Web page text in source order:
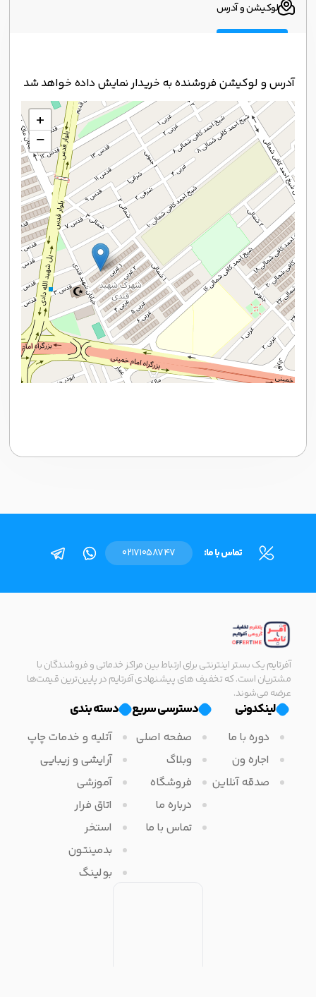
لوکیشن و آدرس
آدرس و لوکیشن فروشنده به خریدار نمایش داده خواهد شد
+
−
تماس با ما: 02171058747
آفرتایم یک بستر اینترنتی برای ارتباط بین مراکز خدماتی و فروشندگان با
مشتریان است. که تخفیف های پیشنهادی آفرتایم در پایین‌ترین قیمت‌ها
عرضه می‌شوند.
لینکدونی
دوره با ما
اجاره ون
صدقه آنلاین
دسترسی سریع
صفحه اصلی
وبلاگ
فروشگاه
درباره ما
تماس با ما
دسته بندی
آتلیه و خدمات چاپ
آرایشی و زیبایی
آموزشی
اتاق فرار
استخر
بدمینتون
بولینگ